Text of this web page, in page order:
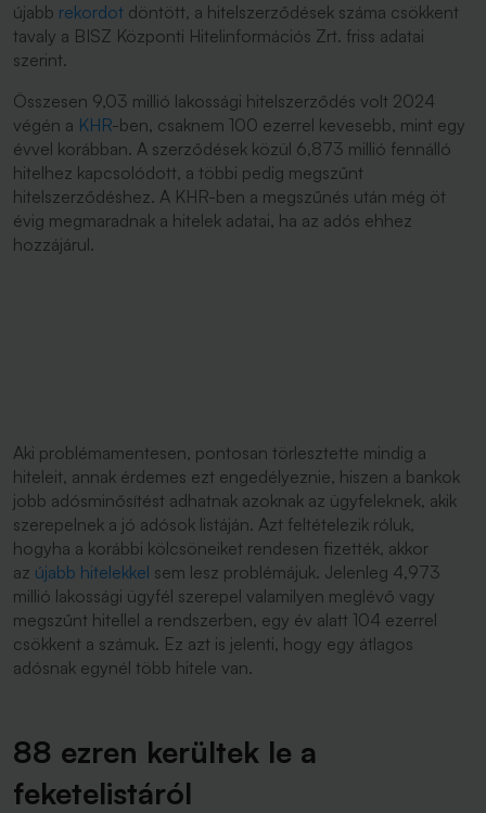
újabb rekordot döntött, a hitelszerződések száma csökkent
tavaly a BISZ Központi Hitelinformációs Zrt. friss adatai
szerint.
Összesen 9,03 millió lakossági hitelszerződés volt 2024
végén a KHR-ben, csaknem 100 ezerrel kevesebb, mint egy
évvel korábban. A szerződések közül 6,873 millió fennálló
hitelhez kapcsolódott, a többi pedig megszűnt
hitelszerződéshez. A KHR-ben a megszűnés után még öt
évig megmaradnak a hitelek adatai, ha az adós ehhez
hozzájárul.
Aki problémamentesen, pontosan törlesztette mindig a
hiteleit, annak érdemes ezt engedélyeznie, hiszen a bankok
jobb adósminősítést adhatnak azoknak az ügyfeleknek, akik
szerepelnek a jó adósok listáján. Azt feltételezik róluk,
hogyha a korábbi kölcsöneiket rendesen fizették, akkor
az újabb hitelekkel sem lesz problémájuk. Jelenleg 4,973
millió lakossági ügyfél szerepel valamilyen meglévő vagy
megszűnt hitellel a rendszerben, egy év alatt 104 ezerrel
csökkent a számuk. Ez azt is jelenti, hogy egy átlagos
adósnak egynél több hitele van.
88 ezren kerültek le a
feketelistáról